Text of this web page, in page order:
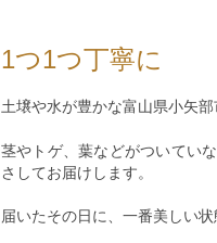
1つ1つ丁寧に
土壌や水が豊かな富山県小矢
茎やトゲ、葉などがついてい
さしてお届けします。
届いたその日に、一番美しい